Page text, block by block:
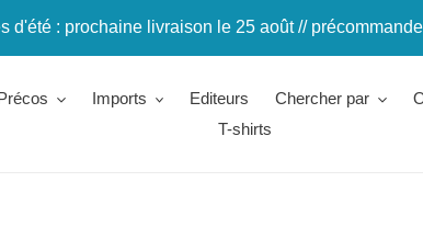
d'été : prochaine livraison le 25 août //
Imports Editeurs Chercher par
T-shirts